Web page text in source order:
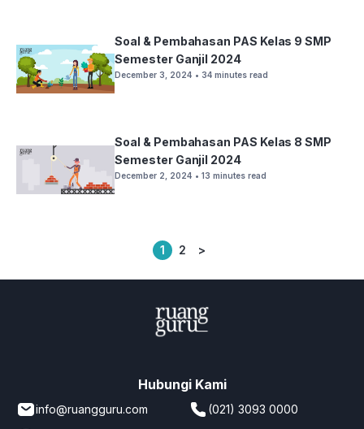
Soal & Pembahasan PAS Kelas 9 SMP
Semester Ganjil 2024
December 3, 2024 • 34 minutes read
Soal & Pembahasan PAS Kelas 8 SMP
Semester Ganjil 2024
December 2, 2024 • 13 minutes read
Posts
1 2 >
Hubungi Kami
info@ruangguru.com
(021) 3093 0000